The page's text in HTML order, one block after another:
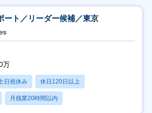
ート／リーダー候補／東京
万
日祝休み 休日120日以上
月残業20時間以内